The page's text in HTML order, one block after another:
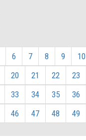
6 7 8 9 10
20 21 22 23
33 34 35 36
46 47 48 49